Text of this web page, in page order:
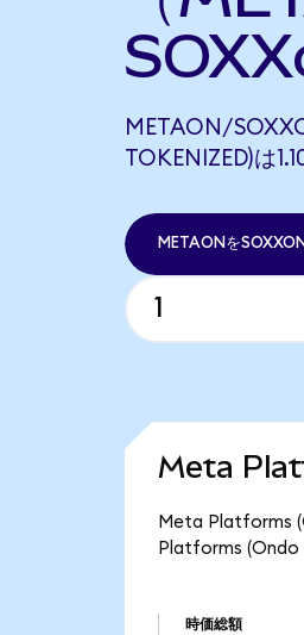
METAON/
TOKENIZED)は
METAONを
Meta
Meta Platforms
Platforms (Ondo
時価総額